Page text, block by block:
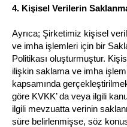
4. Kişisel Verilerin
Ayrıca; Şirketimiz kişisel
ve imha işlemleri için bir
Politikası oluşturmuştur.
ilişkin saklama ve imha
kapsamında
göre KVKK’ da veya ilgili
ilgili mevzuatta verinin
süre belirlenmişse, söz